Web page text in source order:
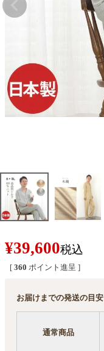
¥39,600税込
[ 360 ポイント進呈 ]
お届けまでの発送の目安
通常商品